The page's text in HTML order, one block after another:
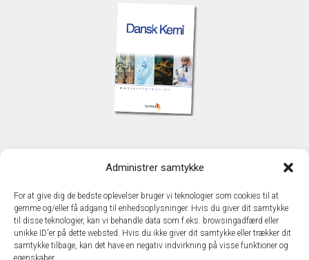
Administrer samtykke
For at give dig de bedste oplevelser bruger vi teknologier som cookies til at
gemme og/eller få adgang til enhedsoplysninger. Hvis du giver dit samtykke
til disse teknologier, kan vi behandle data som f.eks. browsingadfærd eller
unikke ID'er på dette websted. Hvis du ikke giver dit samtykke eller trækker dit
samtykke tilbage, kan det have en negativ indvirkning på visse funktioner og
egenskaber.
TechMedia A/S
DK - 2600 Glostrup
www.techmedia.dk
Telefon: +45 43 24 26 28
E-mail:info@techmedia.dk